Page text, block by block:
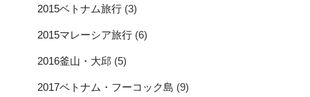
2015ベトナム旅行 (3)
2015マレーシア旅行 (6)
2016釜山・大邱 (5)
2017ベトナム・フーコック島 (9)